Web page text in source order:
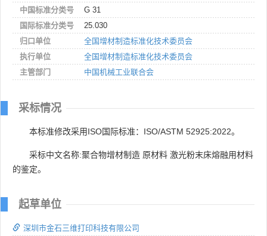
中国标准分类号
G 31
国际标准分类号
25.030
归口单位
全国增材制造标准化技术委员会
执行单位
全国增材制造标准化技术委员会
主管部门
中国机械工业联合会
采标情况
本标准修改采用ISO国际标准：ISO/ASTM 52925:2022。
采标中文名称:聚合物增材制造 原材料 激光粉末床熔融用材料
的鉴定。
起草单位
深圳市金石三维打印科技有限公司